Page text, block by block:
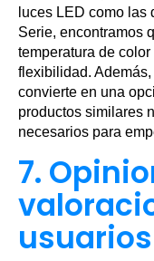
luces LED como
Serie, encontramos
temperatura de
flexibilidad.
convierte en una
productos similares
necesarios para
7.